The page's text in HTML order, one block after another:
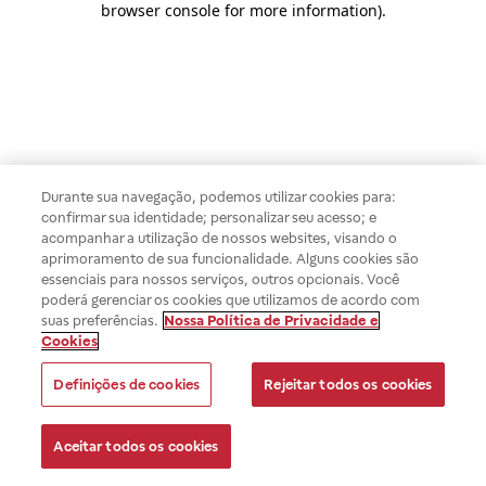
browser console for more information).
Durante sua navegação, podemos utilizar cookies para:
confirmar sua identidade; personalizar seu acesso; e
acompanhar a utilização de nossos websites, visando o
aprimoramento de sua funcionalidade. Alguns cookies são
essenciais para nossos serviços, outros opcionais. Você
poderá gerenciar os cookies que utilizamos de acordo com
suas preferências. Nossa Política de Privacidade e
Cookies
Definições de cookies Rejeitar todos os cookies
Aceitar todos os cookies